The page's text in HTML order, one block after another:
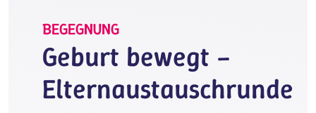
BEGEGNUNG
Geburt bewegt –
Elternaustauschrunde